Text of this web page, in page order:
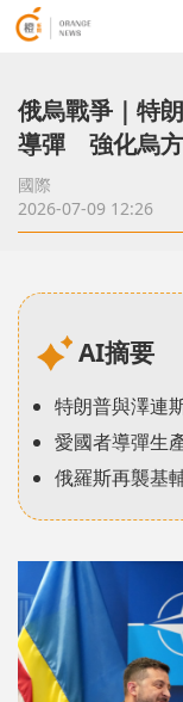
俄烏戰爭｜特
導彈 強化烏
國際
2026-07-09 12:26
AI摘要
特朗普與澤連
愛國者導彈生
俄羅斯再襲基